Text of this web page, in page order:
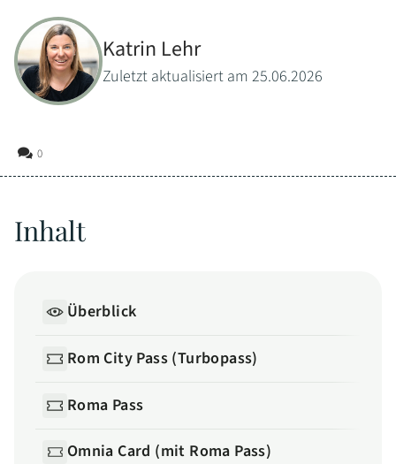
Katrin Lehr
Zuletzt aktualisiert am 25.06.2026
0
Inhalt
Überblick
Rom City Pass (Turbopass)
Roma Pass
Omnia Card (mit Roma Pass)